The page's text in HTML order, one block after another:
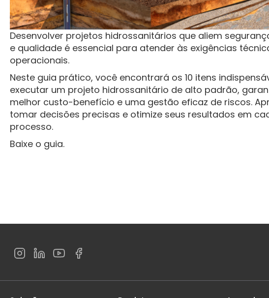
Desenvolver projetos hidrossanitários que aliem
e qualidade é essencial para atender às exigências
operacionais.
Neste guia prático, você encontrará os 10 itens
executar um projeto hidrossanitário de alto padrão,
melhor custo-benefício e uma gestão eficaz de riscos.
tomar decisões precisas e otimize seus resultados em
processo.
Baixe o guia.